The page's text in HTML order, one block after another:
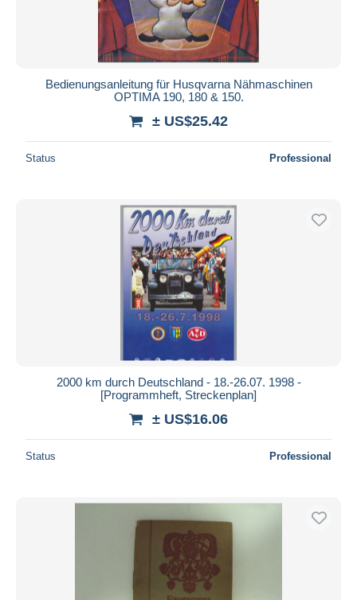
Bedienungsanleitung für Husqvarna Nähmaschinen
OPTIMA 190, 180 & 150.
± US$25.42
Status Professional
2000 km durch Deutschland - 18.-26.07. 1998 -
[Programmheft, Streckenplan]
± US$16.06
Status Professional